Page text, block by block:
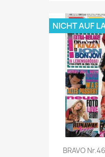

BRAVO
NICHT AUF